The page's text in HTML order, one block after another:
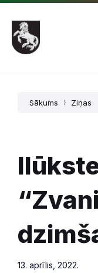
Pāriet
saturu
Skip
main
navigation
Skip
footer
Sākums Ziņas
13. aprīlis, 2022.